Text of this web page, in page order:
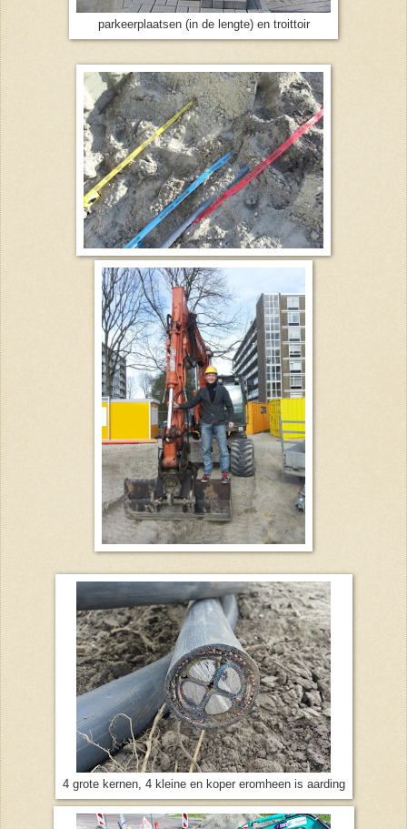
parkeerplaatsen (in de lengte) en troittoir
4 grote kernen, 4 kleine en koper eromheen is aarding